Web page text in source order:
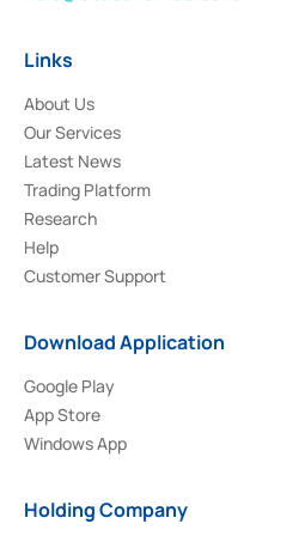
Links
About Us
Our Services
Latest News
Trading Platform
Research
Help
Customer Support
Download Application
Google Play
App Store
Windows App
Holding Company